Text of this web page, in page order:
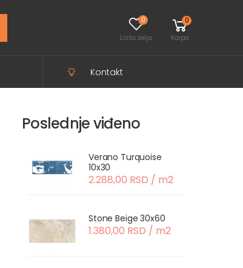
0
Lista želja
0
Korpa
Kontakt
Poslednje viđeno
Verano Turquoise
10x30
2.288,00 RSD / m2
Stone Beige 30x60
1.380,00 RSD / m2